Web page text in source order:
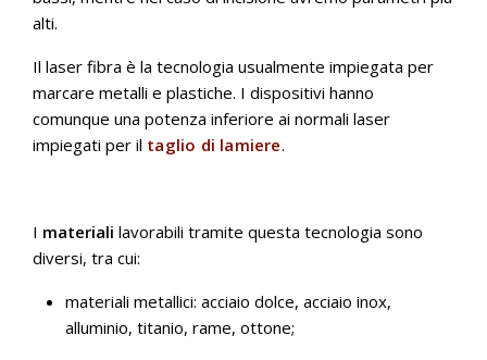
alti.
Il laser fibra è la tecnologia usualmente impiegata per
marcare metalli e plastiche. I dispositivi hanno
comunque una potenza inferiore ai normali laser
impiegati per il taglio di lamiere.
I materiali lavorabili tramite questa tecnologia sono
diversi, tra cui:
materiali metallici: acciaio dolce, acciaio inox,
alluminio, titanio, rame, ottone;